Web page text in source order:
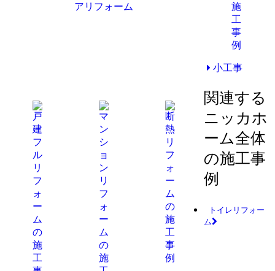
アリフォーム
小工事
関連する
ニッカホ
ーム全体
の施工事
例
トイレリフォー
ム